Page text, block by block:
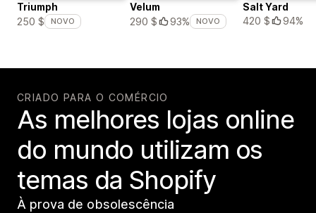
Triumph
250 $
NOVO
Velum
290 $
93% NOVO
Salt Yard
420 $
94%
CRIADO PARA O COMÉRCIO
As melhores lojas online
do mundo utilizam os
temas da Shopify
À prova de obsolescência